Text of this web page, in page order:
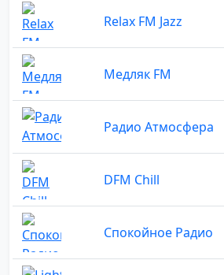
Relax FM Jazz
Медляк FM
Радио Атмосфера
DFM Chill
Спокойное Радио